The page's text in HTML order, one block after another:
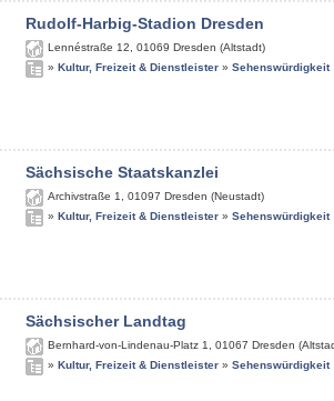
Rudolf-Harbig-Stadion Dresden
Lennéstraße 12 01069 Dresden (Altstadt)
» Kultur, Freizeit & Dienstleister » Sehenswürdigkeit
Sächsische Staatskanzlei
Archivstraße 1 01097 Dresden (Neustadt)
» Kultur, Freizeit & Dienstleister » Sehenswürdigkeit
Sächsischer Landtag
Bernhard-von-Lindenau-Platz 1 01067 Dresden
» Kultur, Freizeit & Dienstleister » Sehenswürdigkeit